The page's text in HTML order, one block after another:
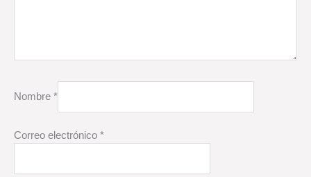
Nombre *
Correo electrónico *